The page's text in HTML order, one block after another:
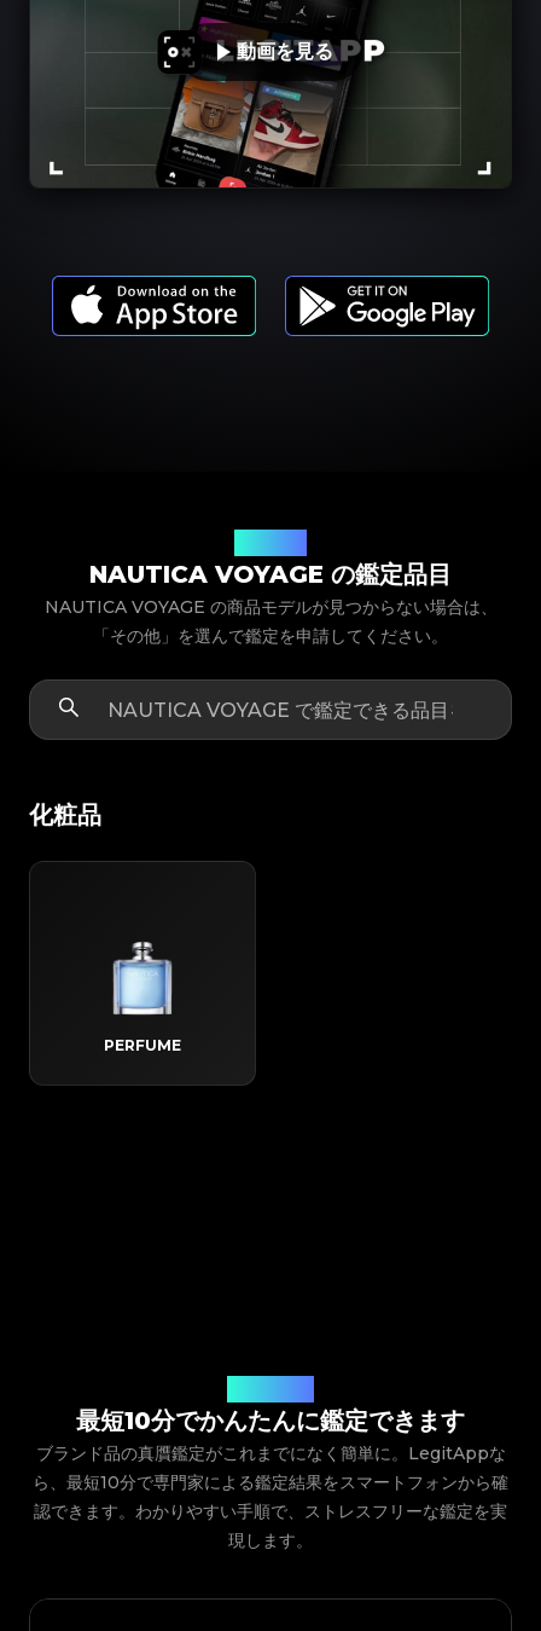
動画を見る
NAUTICA VOYAGE の鑑定品目
NAUTICA VOYAGE の商品モデルが見つからない場合は、
「その他」を選んで鑑定を申請してください。
化粧品
PERFUME
最短10分でかんたんに鑑定できます
ブランド品の真贋鑑定がこれまでになく簡単に。LegitAppな
ら、最短10分で専門家による鑑定結果をスマートフォンから確
認できます。わかりやすい手順で、ストレスフリーな鑑定を実
現します。